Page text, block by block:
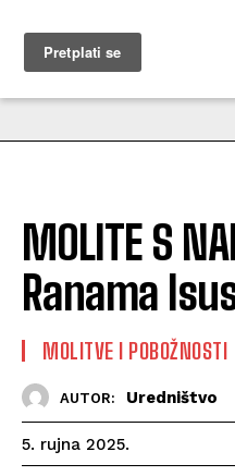
MUŽEVNI
MOLITE S
Ranama
MOLITVE I POBOŽNOSTI
AUTOR: Uredništvo
5. rujna 2025.